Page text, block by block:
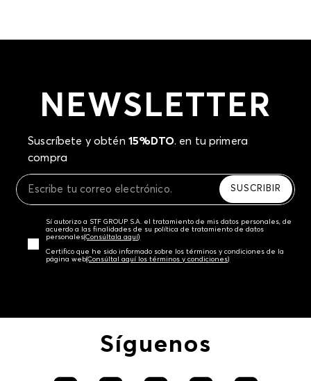
NEWSLETTER
Suscríbete y obtén 15%DTO. en tu primera
compra
SUSCRIBIR
Sí autorizo a STF GROUP S.A. el tratamiento de mis datos personales, de
acuerdo a las finalidades de su política de tratamiento de datos
personales‎(Consúltala aquí)
Certifico que he sido informado sobre los términos y condiciones de la
página web‎(Consúltal aquí los términos y condiciones)
Síguenos